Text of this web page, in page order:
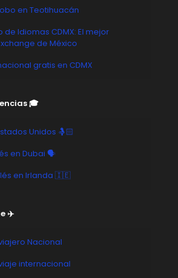
en Teotihuacán
Idiomas CDMX: El mejor
de México
gratis en CDMX
🎓
Unidos 🤱🏻
en Dubai 🗣️
en Irlanda 🇮🇪
✈️
Nacional
internacional